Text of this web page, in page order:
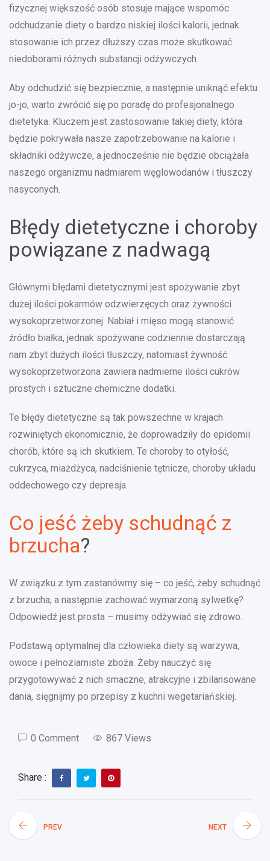
fizycznej większość osób stosuje mające wspomóc
odchudzanie diety o bardzo niskiej ilości kalorii, jednak
stosowanie ich przez dłuższy czas może skutkować
niedoborami różnych substancji odżywczych.
Aby odchudzić się bezpiecznie, a następnie uniknąć efektu
jo-jo, warto zwrócić się po poradę do profesjonalnego
dietetyka. Kluczem jest zastosowanie takiej diety, która
będzie pokrywała nasze zapotrzebowanie na kalorie i
składniki odżywcze, a jednocześnie nie będzie obciążała
naszego organizmu nadmiarem węglowodanów i tłuszczy
nasyconych.
Błędy dietetyczne i choroby
powiązane z nadwagą
Głównymi błędami dietetycznymi jest spożywanie zbyt
dużej ilości pokarmów odzwierzęcych oraz żywności
wysokoprzetworzonej. Nabiał i mięso mogą stanowić
źródło białka, jednak spożywane codziennie dostarczają
nam zbyt dużych ilości tłuszczy, natomiast żywność
wysokoprzetworzona zawiera nadmierne ilości cukrów
prostych i sztuczne chemiczne dodatki.
Te błędy dietetyczne są tak powszechne w krajach
rozwiniętych ekonomicznie, że doprowadziły do epidemii
chorób, które są ich skutkiem. Te choroby to otyłość,
cukrzyca, miażdżyca, nadciśnienie tętnicze, choroby układu
oddechowego czy depresja.
Co jeść żeby schudnąć z
brzucha?
W związku z tym zastanówmy się – co jeść, żeby schudnąć
z brzucha, a następnie zachować wymarzoną sylwetkę?
Odpowiedź jest prosta – musimy odżywiać się zdrowo.
Podstawą optymalnej dla człowieka diety są warzywa,
owoce i pełnoziarniste zboża. Żeby nauczyć się
przygotowywać z nich smaczne, atrakcyjne i zbilansowane
dania, sięgnijmy po przepisy z kuchni wegetariańskiej.
0 Comment 867 Views
Share :
PREV NEXT